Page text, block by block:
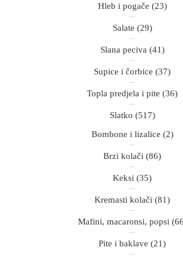
Hleb i pogače (23)
Salate (29)
Slana peciva (41)
Supice i čorbice (37)
Topla predjela i pite (36)
Slatko (517)
Bombone i lizalice (2)
Brzi kolači (86)
Keksi (35)
Kremasti kolači (81)
Mafini, macaronsi, popsi
Pite i baklave (21)